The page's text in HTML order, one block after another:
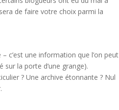
de faire votre choix parmi la
– c’est une information que l’on peut
la porte d’une grange).
? Une archive étonnante ? Nul